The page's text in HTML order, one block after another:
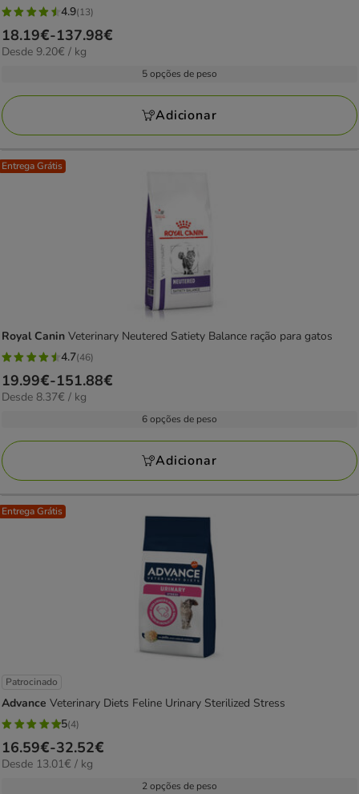
4.9
estrelas
com
avaliações
4.9(13)
Preço
de
137.98€
18.19€-137.98€
9.20€
Desde 9.20€ / kg
5 opções de peso
Adicionar
Entrega Grátis
Royal Canin Veterinary Neutered Satiety Balance ração para gatos
4.7
estrelas
com
avaliações
4.7(46)
Preço
de
151.88€
19.99€-151.88€
8.37€
Desde 8.37€ / kg
6 opções de peso
Adicionar
Entrega Grátis
Patrocinado
Advance Veterinary Diets Feline Urinary Sterilized Stress
5
estrelas
com
5(4)
Preço
de
16.59€-32.52€
13.01€
Desde 13.01€ / kg
2 opções de peso